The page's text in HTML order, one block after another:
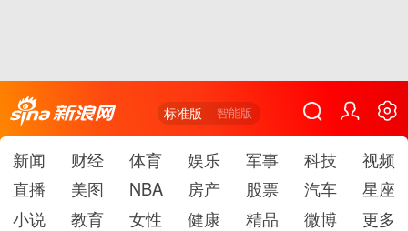
标准版 智能版
新闻 财经 体育 娱乐 军事 科技
视频
直播
美图 NBA 房产 股票 汽车
星座
小说
教育 女性 健康 精品 微博 更多